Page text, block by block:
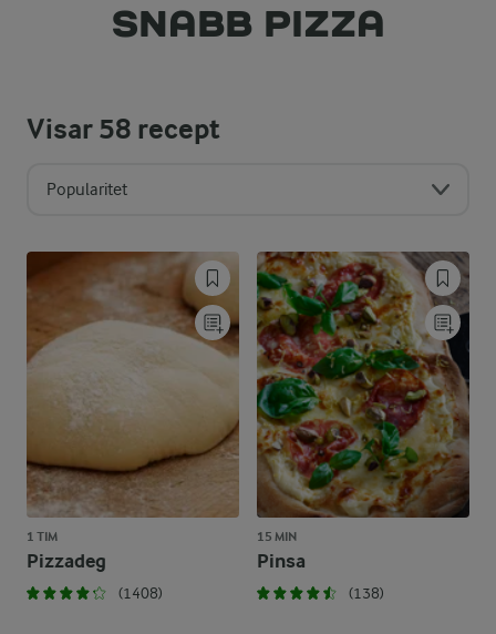
SNABB PIZZA
Visar58 recept
Popularitet
1 TIM
Pizzadeg
(1408)
15 MIN
Pinsa
(138)